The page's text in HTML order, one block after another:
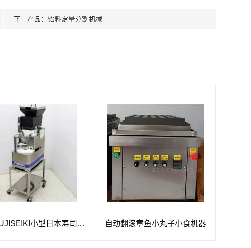
下一产品： 馅料定量分割机械
不二精FUJISEIKI小型日本寿司三角饭团机 自动翻滚章鱼小丸子小食机器